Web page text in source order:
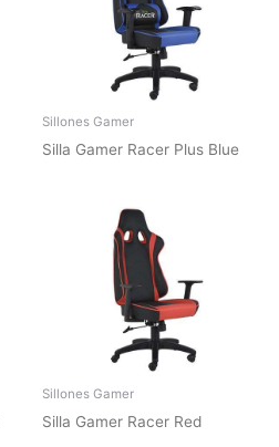
Sillones Gamer
Silla Gamer Racer Plus Blue
Sillones Gamer
Silla Gamer Racer Red